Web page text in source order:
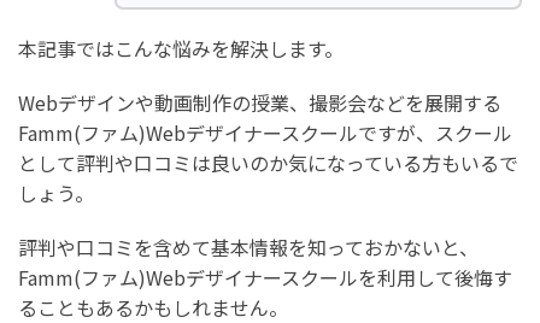
本記事ではこんな悩みを解決します。
Webデザインや動画制作の授業、撮影会などを展開する
Famm(ファム)Webデザイナースクールですが、スクール
として評判や口コミは良いのか気になっている方もいるで
しょう。
評判や口コミを含めて基本情報を知っておかないと、
Famm(ファム)Webデザイナースクールを利用して後悔す
ることもあるかもしれません。